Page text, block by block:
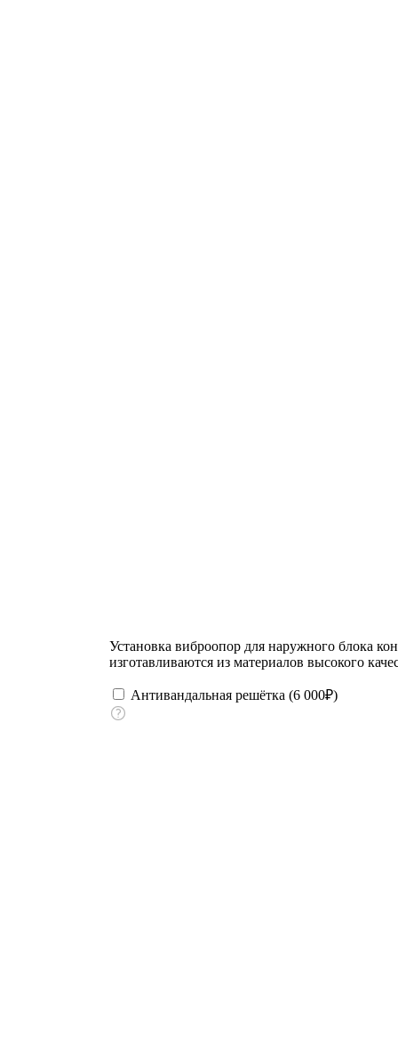
Установка виброопор для наружного блока
изготавливаются из материалов высокого
Антивандальная решётка (6 000₽)